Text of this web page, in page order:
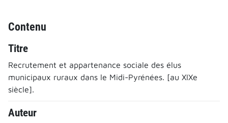
Contenu
Titre
Recrutement et appartenance sociale des élus
municipaux ruraux dans le Midi-Pyrénées. [au XIXe
siècle].
Auteur